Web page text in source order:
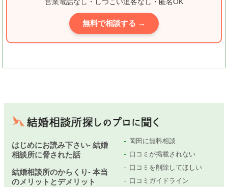
無料で相談する →
はじめにお読み下さい- 結婚
相談所に脅された話
結婚相談所のからくり- 本当
のメリットとデメリット
岡田に無料相談
口コミが掲載されない
口コミを削除してほしい
口コミガイドライン